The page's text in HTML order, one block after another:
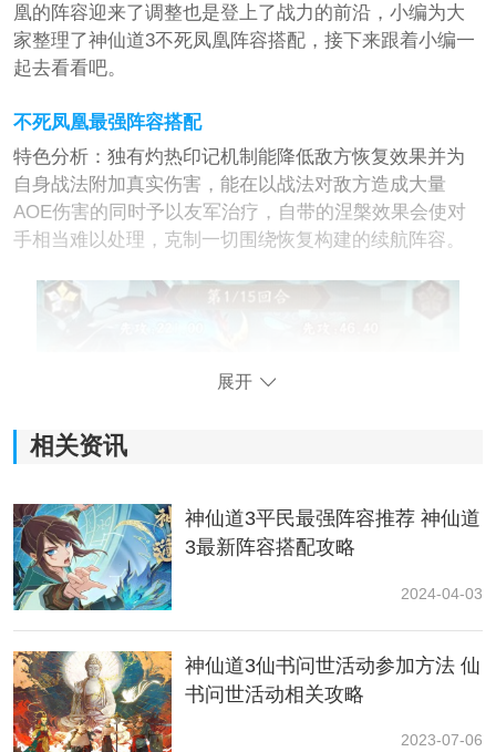
凰的阵容迎来了调整也是登上了战力的前沿，小编为大
家整理了神仙道3不死凤凰阵容搭配，接下来跟着小编一
起去看看吧。
不死凤凰最强阵容搭配
特色分析：独有灼热印记机制能降低敌方恢复效果并为
自身战法附加真实伤害，能在以战法对敌方造成大量
AOE伤害的同时予以友军治疗，自带的涅槃效果会使对
手相当难以处理，克制一切围绕恢复构建的续航阵容。
展开
相关资讯
神仙道3平民最强阵容推荐 神仙道
3最新阵容搭配攻略
2024-04-03
神仙道3仙书问世活动参加方法 仙
书问世活动相关攻略
2023-07-06